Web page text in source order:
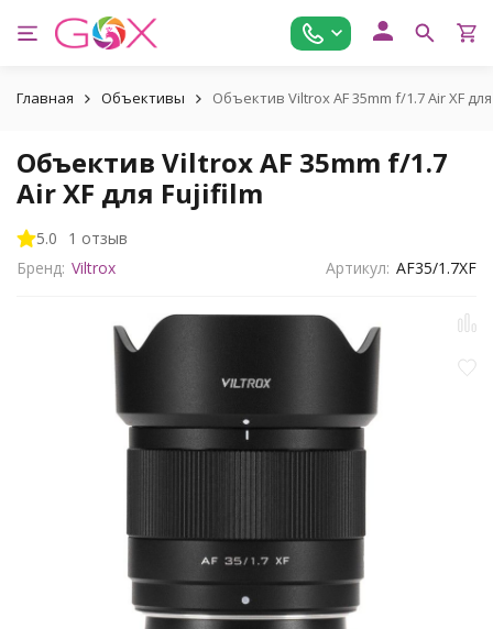
Главная Объективы Объектив Viltrox AF 35mm f/1.7 Air XF
Объектив Viltrox AF 35mm f/1.7
Air XF для Fujifilm
5.0
1 отзыв
Бренд: Viltrox Артикул: AF35/1.7XF